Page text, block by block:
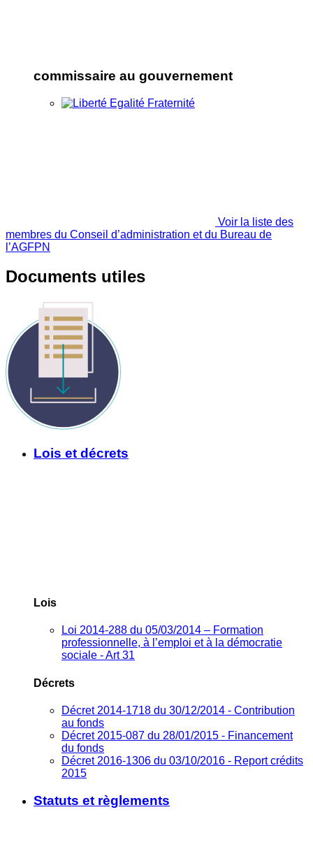
commissaire au gouvernement
Voir la liste des
membres du Conseil d’administration et du Bureau de
l’AGFPN
Documents utiles
Lois et décrets
Lois
Loi 2014-288 du 05/03/2014 – Formation
professionnelle, à l’emploi et à la démocratie
sociale - Art 31
Décrets
Décret 2014-1718 du 30/12/2014 - Contribution
au fonds
Décret 2015-087 du 28/01/2015 - Financement
du fonds
Décret 2016-1306 du 03/10/2016 - Report crédits
2015
Statuts et règlements